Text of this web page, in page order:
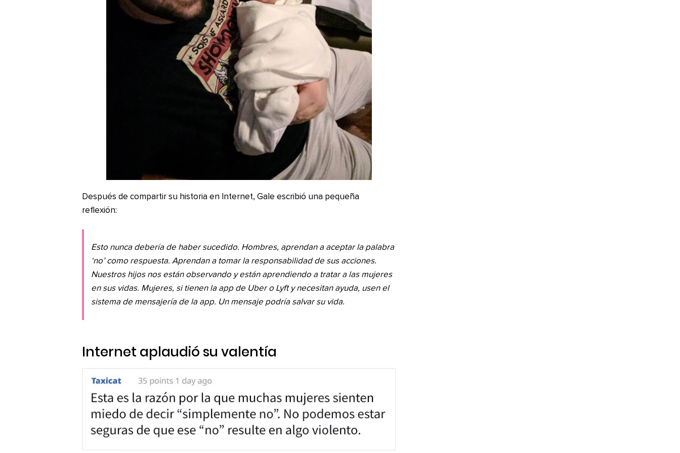
Después de compartir su historia en Internet, Gale escribió una pequeña
reflexión:
Esto nunca debería de haber sucedido. Hombres, aprendan a aceptar la palabra
‘no’ como respuesta. Aprendan a tomar la responsabilidad de sus acciones.
Nuestros hijos nos están observando y están aprendiendo a tratar a las mujeres
en sus vidas. Mujeres, si tienen la app de Uber o Lyft y necesitan ayuda, usen el
sistema de mensajería de la app. Un mensaje podría salvar su vida.
Internet aplaudió su valentía